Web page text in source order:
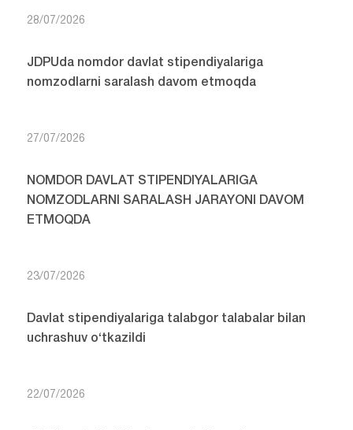
28/07/2026
JDPUda nomdor davlat stipendiyalariga
nomzodlarni saralash davom etmoqda
27/07/2026
NOMDOR DAVLAT STIPENDIYALARIGA
NOMZODLARNI SARALASH JARAYONI DAVOM
ETMOQDA
23/07/2026
Davlat stipendiyalariga talabgor talabalar bilan
uchrashuv o‘tkazildi
22/07/2026